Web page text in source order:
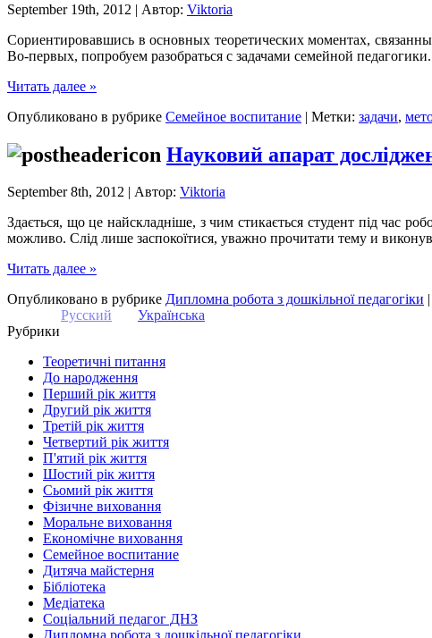
September 19th, 2012 | Автор: Viktoria
Сориентировавшись в основных теоретических моментах,
Во-первых, попробуем разобраться с задачами семейной
Читать далее »
Опубликовано в рубрике Семейное воспитание | Метки: задачи,
Науковий апарат
September 8th, 2012 | Автор: Viktoria
Здається, що це найскладніше, з чим стикається студент під час
можливо. Слід лише заспокоїтися, уважно прочитати тему и
Читать далее »
Опубликовано в рубрике Дипломна робота з дошкільної педагогіки
Русский
Українська
Рубрики
Теоретичні питання
До народження
Перший рік життя
Другий рік життя
Третій рік життя
Четвертий рік життя
П'ятий рік життя
Шостий рік життя
Сьомий рік життя
Фізичне виховання
Моральне виховання
Економічне виховання
Семейное воспитание
Дитяча майстерня
Бібліотека
Медіатека
Соціальний педагог ДНЗ